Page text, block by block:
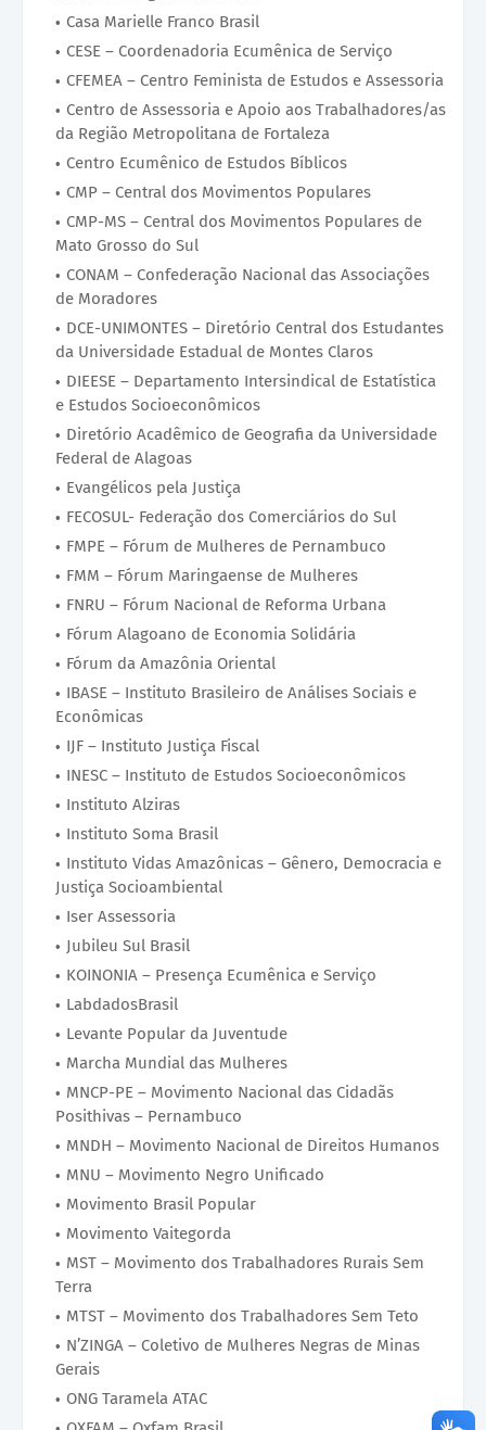
Casa Marielle Franco Brasil
CESE – Coordenadoria Ecumênica de Serviço
CFEMEA – Centro Feminista de Estudos e Assessoria
Centro de Assessoria e Apoio aos Trabalhadores/as
da Região Metropolitana de Fortaleza
Centro Ecumênico de Estudos Bíblicos
CMP – Central dos Movimentos Populares
CMP-MS – Central dos Movimentos Populares de
Mato Grosso do Sul
CONAM – Confederação Nacional das Associações
de Moradores
DCE-UNIMONTES – Diretório Central dos Estudantes
da Universidade Estadual de Montes Claros
DIEESE – Departamento Intersindical de Estatística
e Estudos Socioeconômicos
Diretório Acadêmico de Geografia da Universidade
Federal de Alagoas
Evangélicos pela Justiça
FECOSUL- Federação dos Comerciários do Sul
FMPE – Fórum de Mulheres de Pernambuco
FMM – Fórum Maringaense de Mulheres
FNRU – Fórum Nacional de Reforma Urbana
Fórum Alagoano de Economia Solidária
Fórum da Amazônia Oriental
IBASE – Instituto Brasileiro de Análises Sociais e
Econômicas
IJF – Instituto Justiça Fiscal
INESC – Instituto de Estudos Socioeconômicos
Instituto Alziras
Instituto Soma Brasil
Instituto Vidas Amazônicas – Gênero, Democracia e
Justiça Socioambiental
Iser Assessoria
Jubileu Sul Brasil
KOINONIA – Presença Ecumênica e Serviço
LabdadosBrasil
Levante Popular da Juventude
Marcha Mundial das Mulheres
MNCP-PE – Movimento Nacional das Cidadãs
Posithivas – Pernambuco
MNDH – Movimento Nacional de Direitos Humanos
MNU – Movimento Negro Unificado
Movimento Brasil Popular
Movimento Vaitegorda
MST – Movimento dos Trabalhadores Rurais Sem
Terra
MTST – Movimento dos Trabalhadores Sem Teto
N’ZINGA – Coletivo de Mulheres Negras de Minas
Gerais
ONG Taramela ATAC